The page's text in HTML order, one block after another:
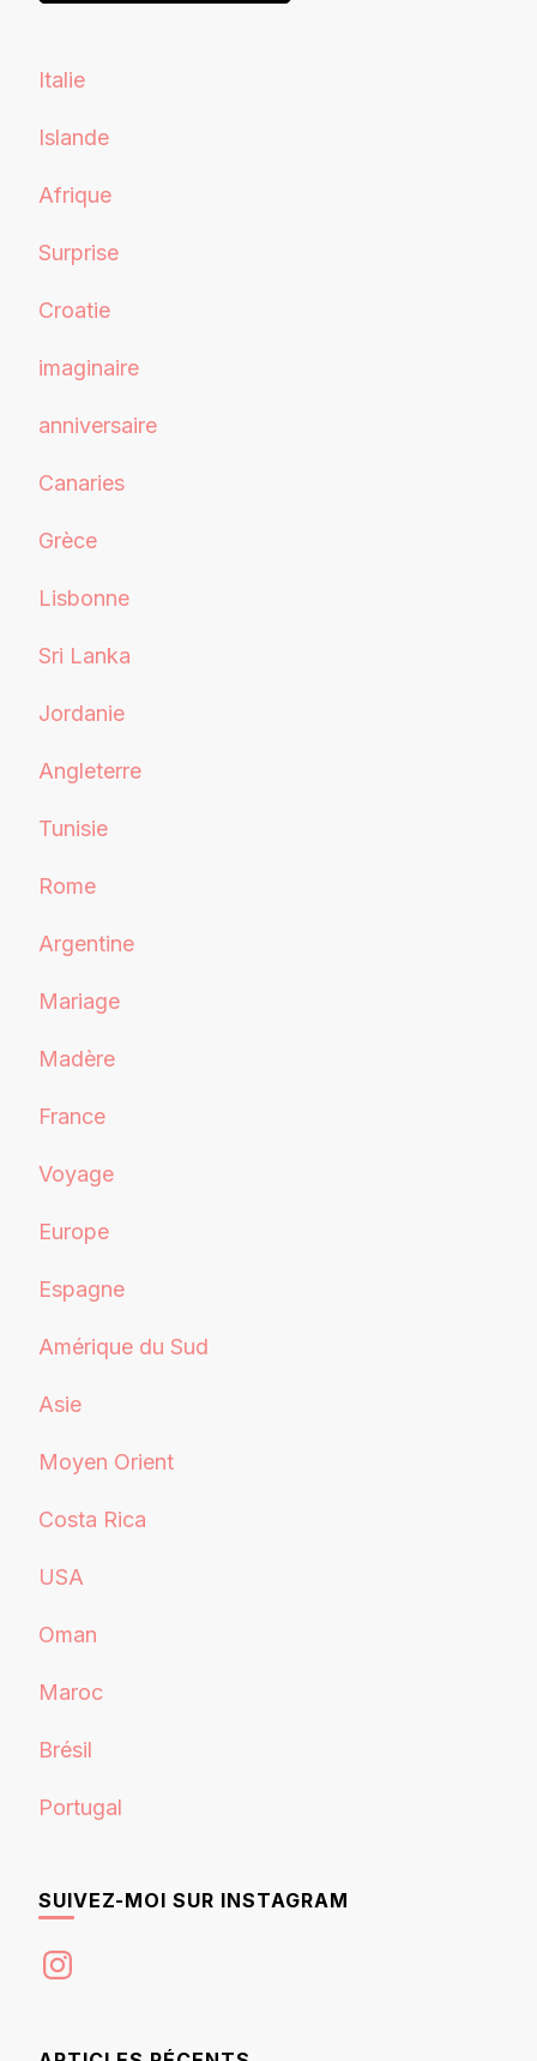
Italie
Islande
Afrique
Surprise
Croatie
imaginaire
anniversaire
Canaries
Grèce
Lisbonne
Sri Lanka
Jordanie
Angleterre
Tunisie
Rome
Argentine
Mariage
Madère
France
Voyage
Europe
Espagne
Amérique du Sud
Asie
Moyen Orient
Costa Rica
USA
Oman
Maroc
Brésil
Portugal
SUIVEZ-MOI SUR INSTAGRAM
Instagram